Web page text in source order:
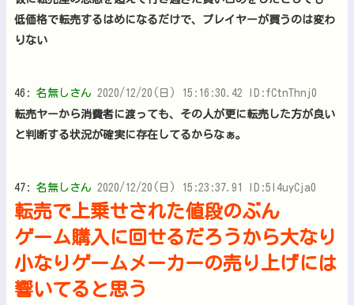
低価格で転売するはめになるだけで、プレイヤーが買うのは変わ
りない
46: 名無しさん 2020/12/20(日) 15:16:30.42 ID:fCtnThnj0
転売ヤーから消費者に渡っても、その人が更に転売した方が良い
と判断する状況が確実に存在してるからなぁ。
47: 名無しさん 2020/12/20(日) 15:23:37.91 ID:5l4uyCja0
転売で上乗せされた値段のぶん
ゲーム購入に回せるだろうから大なり
小なりゲームメーカーの売り上げには
響いてると思う